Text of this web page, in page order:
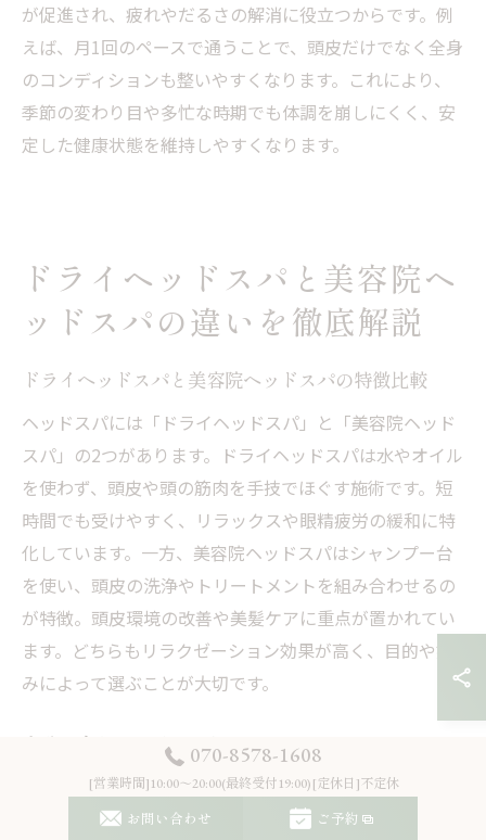
が促進され、疲れやだるさの解消に役立つからです。例
えば、月1回のペースで通うことで、頭皮だけでなく全身
のコンディションも整いやすくなります。これにより、
季節の変わり目や多忙な時期でも体調を崩しにくく、安
定した健康状態を維持しやすくなります。
ドライヘッドスパと美容院ヘ
ッドスパの違いを徹底解説
ドライヘッドスパと美容院ヘッドスパの特徴比較
ヘッドスパには「ドライヘッドスパ」と「美容院ヘッド
スパ」の2つがあります。ドライヘッドスパは水やオイル
を使わず、頭皮や頭の筋肉を手技でほぐす施術です。短
時間でも受けやすく、リラックスや眼精疲労の緩和に特
化しています。一方、美容院ヘッドスパはシャンプー台
を使い、頭皮の洗浄やトリートメントを組み合わせるの
が特徴。頭皮環境の改善や美髪ケアに重点が置かれてい
ます。どちらもリラクゼーション効果が高く、目的や好
みによって選ぶことが大切です。
自分に合うヘッドスパを選ぶためのポイント
自分に合ったヘッドスパを選ぶには、まず頭皮や髪の悩
み、リラクゼーション重視かケア重視かを明確にしまし
070-8578-1608
[営業時間]10:00～20:00(最終受付19:00)[定休日]不定休
お問い合わせ ご予約